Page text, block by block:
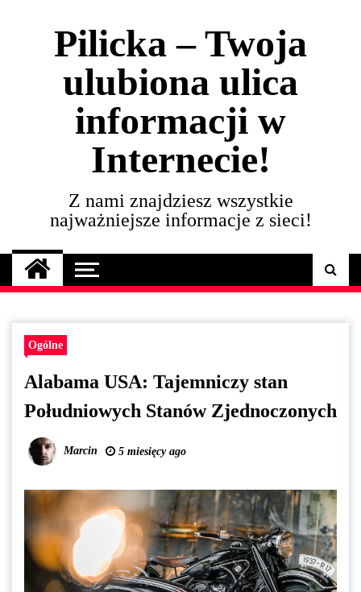
Pilicka – Twoja
ulubiona ulica
informacji w
Internecie!
Z nami znajdziesz wszystkie
najważniejsze informacje z sieci!
Ogólne
Alabama USA: Tajemniczy stan
Południowych Stanów Zjednoczonych
Marcin 5 miesięcy ago